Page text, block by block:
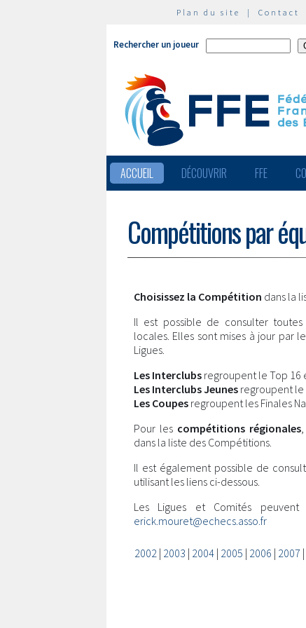
Plan du site | Contact
Rechercher un joueur
ACCUEIL DÉCOUVRIR FFE
Compétitions par
Choisissez la Compétition dans la
Il est possible de consulter
locales. Elles sont mises à jour par
Ligues.
Les Interclubs regroupent le Top 16
Les Interclubs Jeunes regroupent le
Les Coupes regroupent les Finales
Pour les compétitions régionales
dans la liste des Compétitions.
Il est également possible de
utilisant les liens ci-dessous.
Les Ligues et Comités
erick.mouret@echecs.asso.fr
2002| 2003 | 2004| 2005 | 2006 | 2007 |